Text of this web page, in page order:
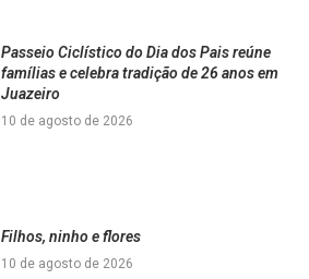
Passeio Ciclístico do Dia dos Pais reúne
famílias e celebra tradição de 26 anos em
Juazeiro
10 de agosto de 2026
Filhos, ninho e flores
10 de agosto de 2026